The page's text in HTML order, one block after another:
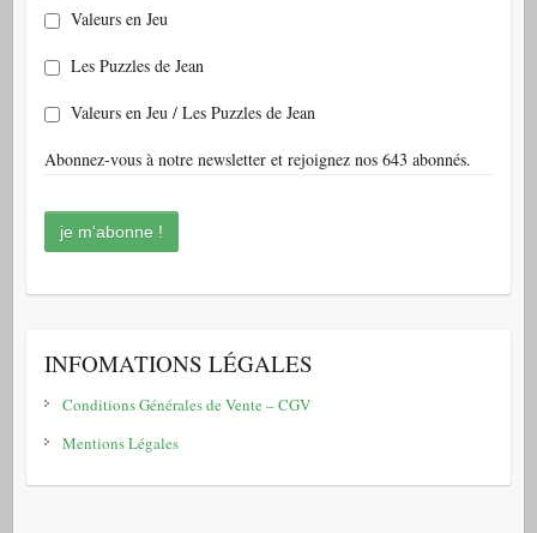
Valeurs en Jeu
Les Puzzles de Jean
Valeurs en Jeu / Les Puzzles de Jean
Abonnez-vous à notre newsletter et rejoignez nos 643 abonnés.
INFOMATIONS LÉGALES
Conditions Générales de Vente – CGV
Mentions Légales